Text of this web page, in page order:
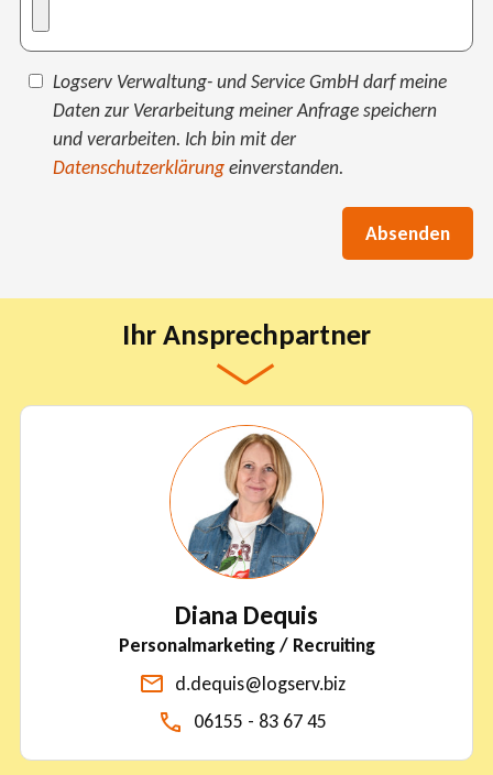
Datenschutz
Logserv Verwaltung- und Service GmbH darf meine
Daten zur Verarbeitung meiner Anfrage speichern
und verarbeiten. Ich bin mit der
Datenschutzerklärungeinverstanden.
Ihr Ansprechpartner
Diana Dequis
Personalmarketing / Recruiting
d.dequis@logserv.biz
06155 - 83 67 45